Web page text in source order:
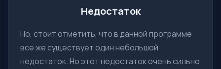
Недостаток
Но, стоит отметить, что в данной программе
все же существует один небольшой
недостаток. Но этот недостаток очень сильно